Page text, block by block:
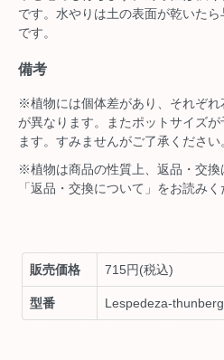
です。水やりは土の表面が乾いた
です。
備考
※植物には個体差があり、それぞ
が異なります。またポットサイズ
ます。すみませんがご了承ください
※植物は商品の性質上、返品・交換
「返品・交換について」をお読みく
販売価格 715円(税込)
型番 Lespedeza-